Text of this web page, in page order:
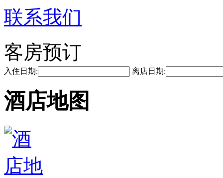
联系我们
客房预订
入住日期: 离店日期:
酒店地图